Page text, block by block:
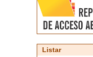
Listar